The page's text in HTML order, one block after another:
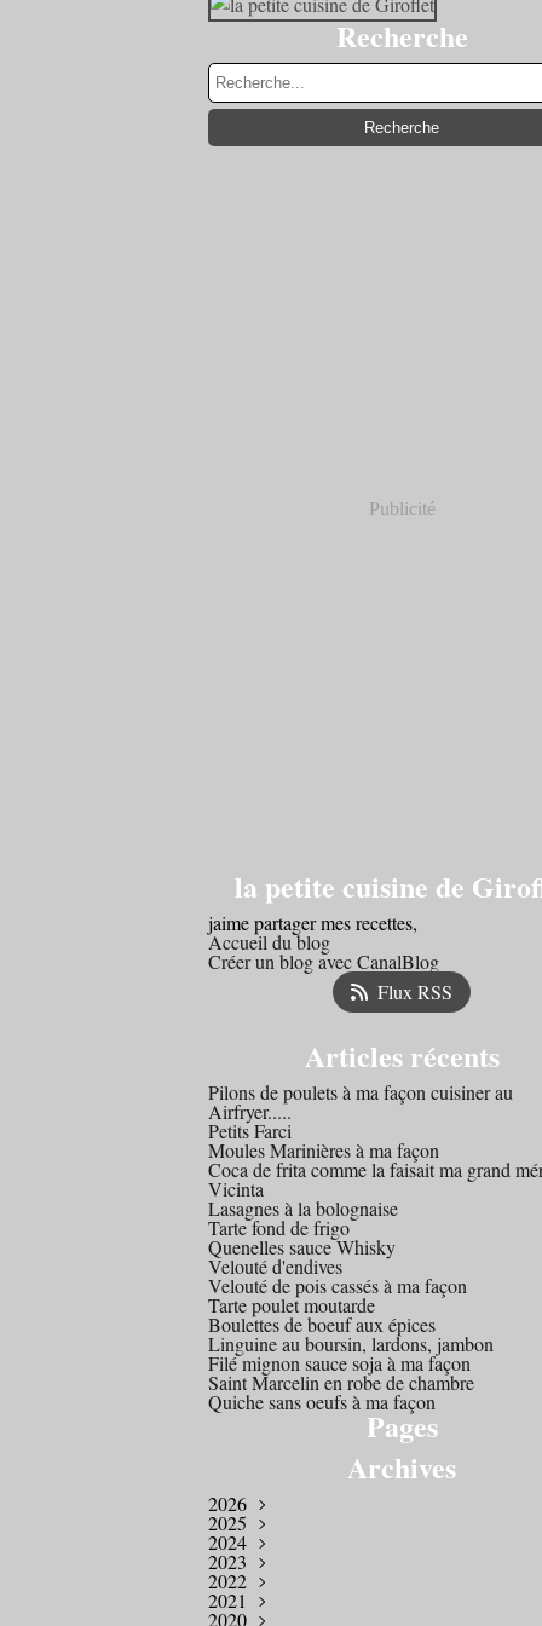
Recherche
Publicité
la petite cuisine de
jaime partager mes recettes,
Accueil du blog
Créer un blog avec CanalBlog
Flux RSS
Articles récents
Pilons de poulets à ma façon cuisiner au
Airfryer.....
Petits Farci
Moules Marinières à ma façon
Coca de frita comme la faisait ma grand
Vicinta
Lasagnes à la bolognaise
Tarte fond de frigo
Quenelles sauce Whisky
Velouté d'endives
Velouté de pois cassés à ma façon
Tarte poulet moutarde
Boulettes de boeuf aux épices
Linguine au boursin, lardons, jambon
Filé mignon sauce soja à ma façon
Saint Marcelin en robe de chambre
Quiche sans oeufs à ma façon
Pages
Archives
2026
Mars
2025
Octobre
Août
Juillet
Avril
Mars
2024
Décembre
Novembre
Octobre
Septembre
2023
Décembre
Novembre
Août
2022
Décembre
Novembre
2021
Novembre
2020